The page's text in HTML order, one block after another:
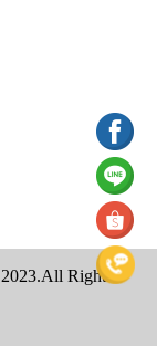
Rights